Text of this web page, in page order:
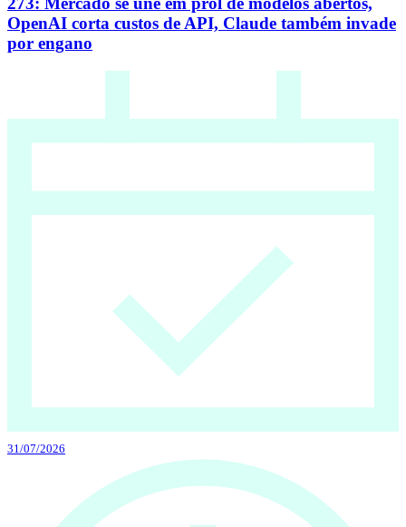
OpenAI corta custos de API, Claude também invade
por engano
31/07/2026